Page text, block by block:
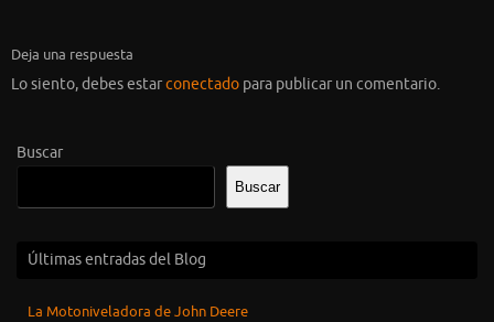
Deja una respuesta
Lo siento, debes estarconectado para publicar un comentario.
Buscar
Buscar
Últimas entradas del Blog
La Motoniveladora de John Deere